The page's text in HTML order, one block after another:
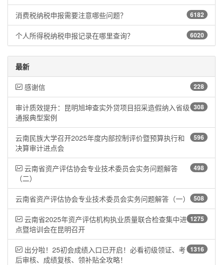
6182
消费税纳税申报需要注意哪些问题？
6020
个人所得税纳税申报记录在哪里查询？
最新
228
感谢信
308
审计质效提升：昆明旭坤查实外贷项目招采造假纳入省级
通报典型案例
596
云南民族大学召开2025年度内部控制评价暨预算执行和
决算审计进点会
498
云南省资产评估协会专业技术委员会实务问题解答
（二）
508
云南省资产评估协会专业技术委员会实务问题解答（一）
1275
云南省2025年资产评估机构执业质量联合检查集中进
点暨培训会在昆明召开
1316
出分啦！25初会成绩入口已开启！必看初级领证、考
后审核、成绩复核、领补贴全攻略！